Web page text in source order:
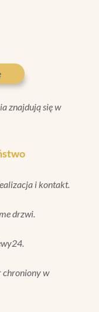
znajdują się w
i kontakt.
drzwi.
chroniony w